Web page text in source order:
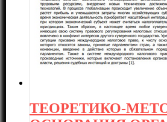
ТЕОРЕТИКО-